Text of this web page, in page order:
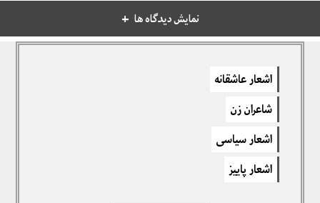
نمایش دیدگاه ها
دیدگاهتان را بنویسید
برای نوشتن دیدگاه باید
اشعار عاشقانه
شاعران زن
اشعار سیاسی
اشعار پاییز